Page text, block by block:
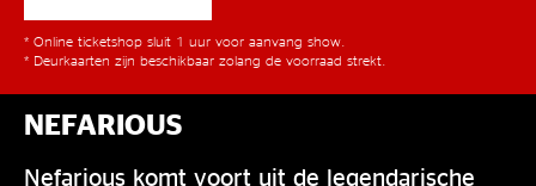
* Online ticketshop sluit 1 uur voor aanvang show.
* Deurkaarten zijn beschikbaar zolang de voorraad strekt.
NEFARIOUS
Nefarious komt voort uit de legendarische